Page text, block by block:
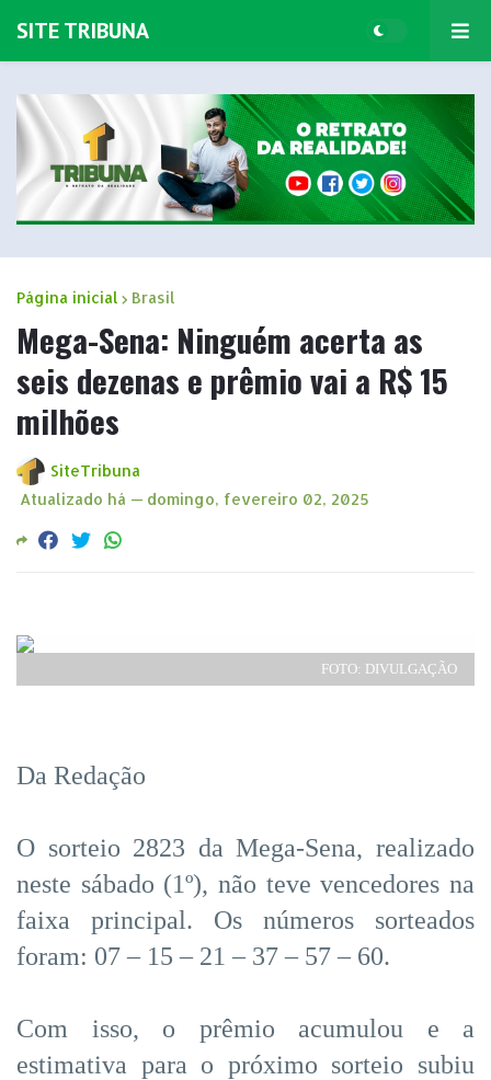
SITE TRIBUNA
Página inicial Brasil
Mega-Sena: Ninguém acerta as
seis dezenas e prêmio vai a R$ 15
milhões
SiteTribuna
Atualizado há — domingo, fevereiro 02, 2025
FOTO: DIVULGAÇÃO
Da Redação
O sorteio 2823 da Mega-Sena, realizado
neste sábado (1º), não teve vencedores na
faixa principal. Os números sorteados
foram: 07 – 15 – 21 – 37 – 57 – 60.
Com isso, o prêmio acumulou e a
estimativa para o próximo sorteio subiu